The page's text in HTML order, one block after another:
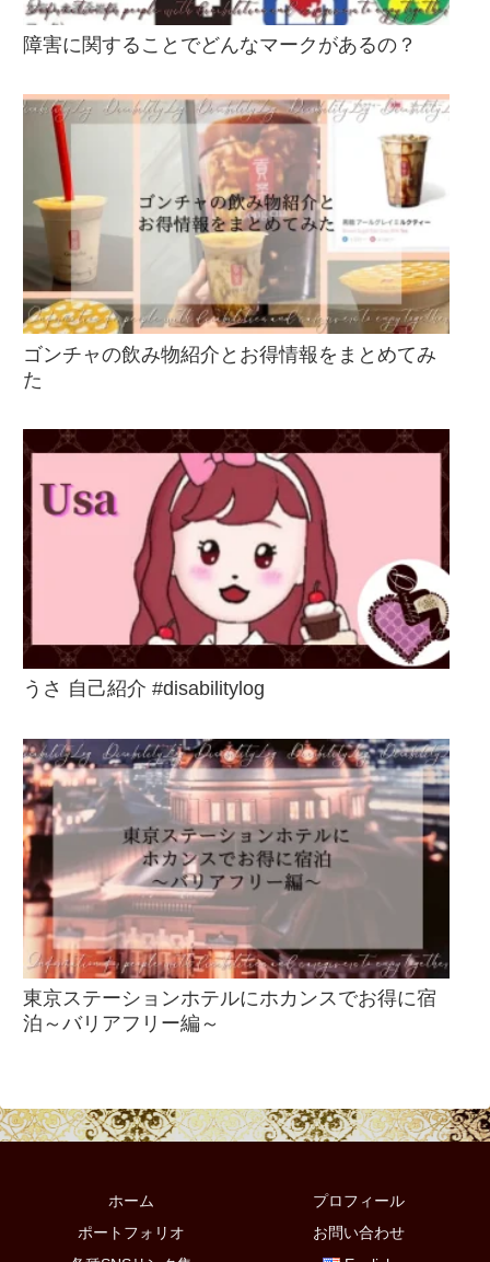
障害に関することでどんなマークがあるの？
ゴンチャの飲み物紹介とお得情報をまとめてみ
た
うさ 自己紹介 #disabilitylog
東京ステーションホテルにホカンスでお得に宿
泊～バリアフリー編～
ホーム
プロフィール
ポートフォリオ
お問い合わせ